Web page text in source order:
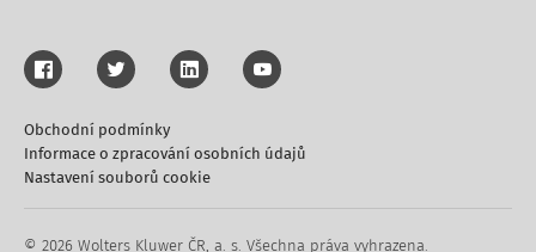
© 2026 Wolters Kluwer ČR, a. s. Všechna práva vyhrazena.
Obchodní podmínky
Informace o zpracování osobních údajů
Nastavení souborů cookie